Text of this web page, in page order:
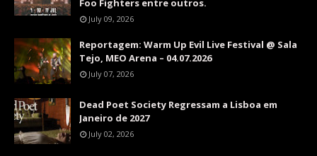
Foo Fighters entre outros.
July 09, 2026
Reportagem: Warm Up Evil Live Festival @ Sala
Tejo, MEO Arena – 04.07.2026
July 07, 2026
Dead Poet Society Regressam a Lisboa em
Janeiro de 2027
July 02, 2026